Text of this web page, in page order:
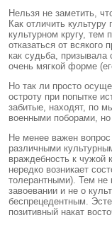
Нельзя не заметить,
Как отличить
культурном кругу, тем
отказаться от
как судьба,
очень мягкой форме
Но так ли просто
остроту при попытке
забитые, находят, по
военными поборами,
Не менее важен
различными
враждебность к чужой
нередко возникает
толерантными). Тем не
завоевании и не о
беспрецедентным.
позитивный накат